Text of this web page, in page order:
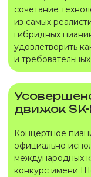
сочетание
из самых
гибридных
удовлетворить
и
движок SK-
Концертное
официально
международных
конкурс имени